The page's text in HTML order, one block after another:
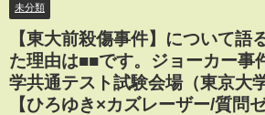
未分類
【東大前殺傷事件】について語
た理由は■■です。ジョーカー事
学共通テスト試験会場（東京大
【ひろゆき×カズレーザー/質問